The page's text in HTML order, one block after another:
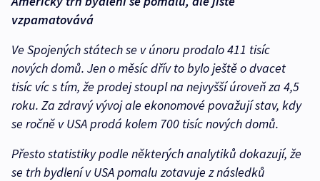
vzpamatovává
Ve Spojených státech se v únoru prodalo 411 tisíc
nových domů. Jen o měsíc dřív to bylo ještě o dvacet
tisíc víc s tím, že prodej stoupl na nejvyšší úroveň za 4,5
roku. Za zdravý vývoj ale ekonomové považují stav, kdy
se ročně v USA prodá kolem 700 tisíc nových domů.
Přesto statistiky podle některých analytiků dokazují, že
se trh bydlení v USA pomalu zotavuje z následků